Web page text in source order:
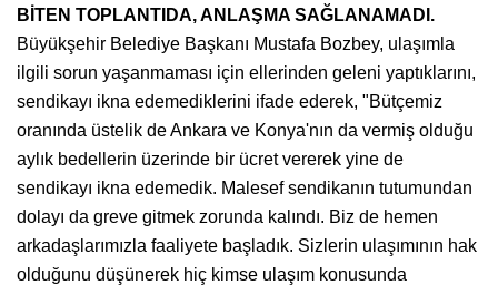
BİTEN TOPLANTIDA, ANLAŞMA SAĞLANAMADI.
Büyükşehir Belediye Başkanı Mustafa Bozbey, ulaşımla
ilgili sorun yaşanmaması için ellerinden geleni yaptıklarını,
sendikayı ikna edemediklerini ifade ederek, "Bütçemiz
oranında üstelik de Ankara ve Konya'nın da vermiş olduğu
aylık bedellerin üzerinde bir ücret vererek yine de
sendikayı ikna edemedik. Malesef sendikanın tutumundan
dolayı da greve gitmek zorunda kalındı. Biz de hemen
arkadaşlarımızla faaliyete başladık. Sizlerin ulaşımının hak
olduğunu düşünerek hiç kimse ulaşım konusunda